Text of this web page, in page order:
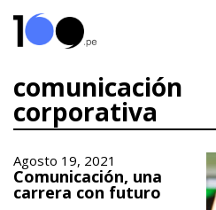
comunicación
corporativa
Agosto 19, 2021
Comunicación, una
carrera con futuro